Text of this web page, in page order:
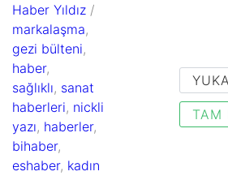
Haber Yıldız /
markalaşma,
gezi bülteni,
haber,
sağlıklı, sanat
haberleri, nickli
yazı, haberler,
bihaber,
eshaber, kadın
TAM